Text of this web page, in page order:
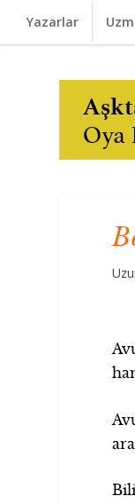
Yazarlar